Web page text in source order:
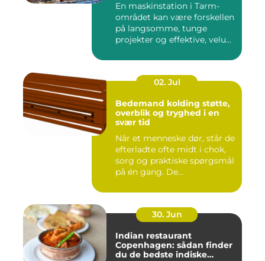
En maskinstation i Tarm-
området kan være forskellen
på langsomme, tunge
projekter og effektive, velu...
02. Jul
Bedemand kolding støtte,
overblik og tryghed i en
svær tid
Når et menneske dør, står de
efterladte ofte midt i chok,
sorg og praktiske spørgsmål
på én gang. De...
30. Jun
Indian restaurant
Copenhagen: sådan finder
du de bedste indiske